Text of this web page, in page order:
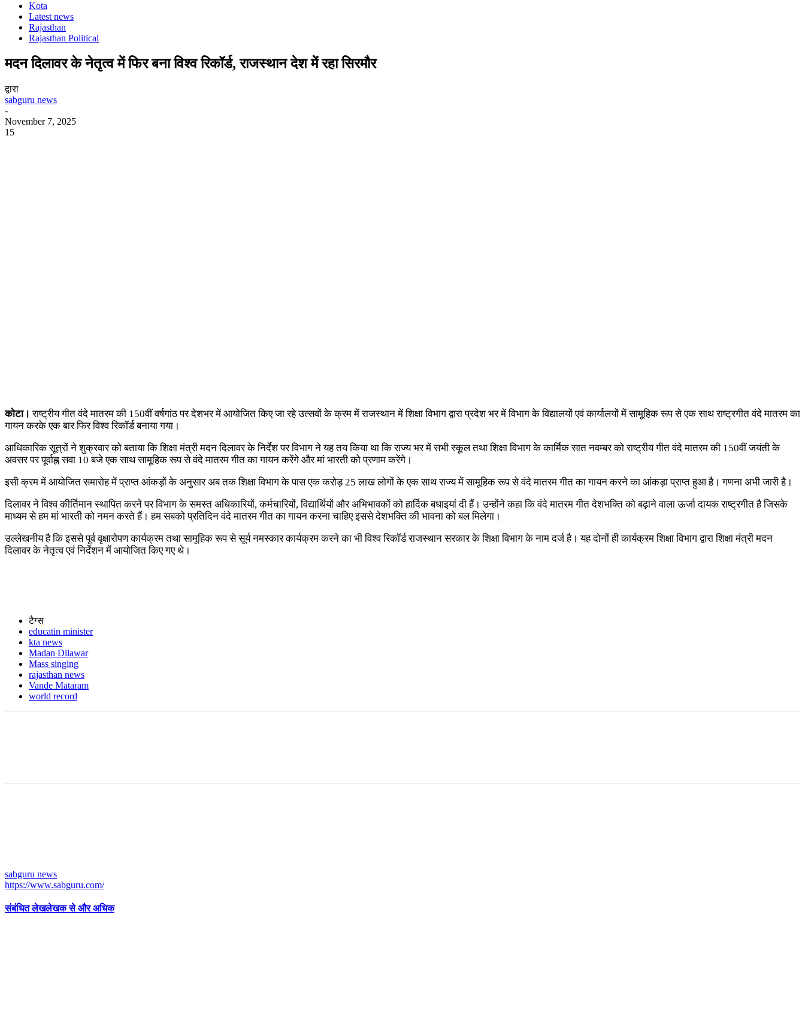
Kota
Latest news
Rajasthan
Rajasthan Political
मदन दिलावर के नेतृत्व में फिर बना विश्व रिकॉर्ड, राजस्थान देश में रहा सिरमौर
द्वारा
sabguru news
-
November 7, 2025
15
कोटा। राष्ट्रीय गीत वंदे मातरम की 150वीं वर्षगांठ पर देशभर में आयोजित किए जा रहे उत्सवों के क्रम में राजस्थान में शिक्षा विभाग द्वारा प्रदेश भर में विभाग के विद्यालयों एवं कार्यालयों में सामूहिक रूप से एक साथ राष्ट्रगीत वंदे मातरम का
गायन करके एक बार फिर विश्व रिकॉर्ड बनाया गया।
आधिकारिक सूत्रों ने शुक्रवार को बताया कि शिक्षा मंत्री मदन दिलावर के निर्देश पर विभाग ने यह तय किया था कि राज्य भर में सभी स्कूल तथा शिक्षा विभाग के कार्मिक सात नवम्बर को राष्ट्रीय गीत वंदे मातरम की 150वीं जयंती के
अवसर पर पूर्वाह्न सवा 10 बजे एक साथ सामूहिक रूप से वंदे मातरम गीत का गायन करेंगे और मां भारती को प्रणाम करेंगे।
इसी क्रम में आयोजित समारोह में प्राप्त आंकड़ों के अनुसार अब तक शिक्षा विभाग के पास एक करोड़ 25 लाख लोगों के एक साथ राज्य में सामूहिक रूप से वंदे मातरम गीत का गायन करने का आंकड़ा प्राप्त हुआ है। गणना अभी जारी है।
दिलावर ने विश्व कीर्तिमान स्थापित करने पर विभाग के समस्त अधिकारियों, कर्मचारियों, विद्यार्थियों और अभिभावकों को हार्दिक बधाइयां दी हैं। उन्होंने कहा कि वंदे मातरम गीत देशभक्ति को बढ़ाने वाला ऊर्जा दायक राष्ट्रगीत है जिसके
माध्यम से हम मां भारती को नमन करते हैं। हम सबको प्रतिदिन वंदे मातरम गीत का गायन करना चाहिए इससे देशभक्ति की भावना को बल मिलेगा।
उल्लेखनीय है कि इससे पूर्व वृक्षारोपण कार्यक्रम तथा सामूहिक रूप से सूर्य नमस्कार कार्यक्रम करने का भी विश्व रिकॉर्ड राजस्थान सरकार के शिक्षा विभाग के नाम दर्ज है। यह दोनों ही कार्यक्रम शिक्षा विभाग द्वारा शिक्षा मंत्री मदन
दिलावर के नेतृत्व एवं निर्देशन में आयोजित किए गए थे।
टैग्स
educatin minister
kta news
Madan Dilawar
Mass singing
rajasthan news
Vande Mataram
world record
sabguru news
https://www.sabguru.com/
संबंधित लेखलेखक से और अधिक